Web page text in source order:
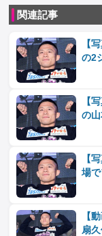
関連記事
【
の2
【
の
【
場
【
扇